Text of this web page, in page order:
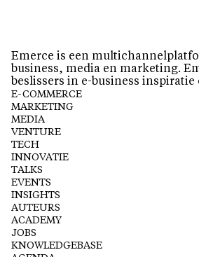
Emerce is een
business, media en marketing.
beslissers in e-business inspiratie
E-COMMERCE
MARKETING
MEDIA
VENTURE
TECH
INNOVATIE
TALKS
EVENTS
INSIGHTS
AUTEURS
ACADEMY
JOBS
KNOWLEDGEBASE